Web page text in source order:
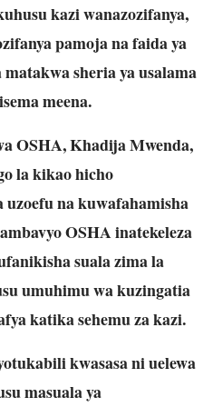
kazi wanazozifanya,
pamoja na faida ya
sheria yausalama
meena.
OSHA, Khadija Mwenda,
la kikao hicho
na kuwafahamisha
OSHA inatekeleza
suala zima la
umuhimu wa kuzingatia
katika sehemu za kazi.
kwasasa ni uelewa
masuala ya